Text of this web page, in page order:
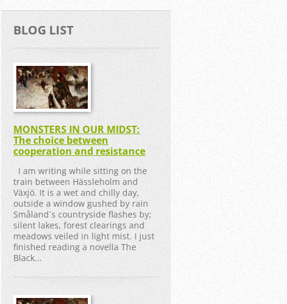
BLOG LIST
MONSTERS IN OUR MIDST:
The choice between
cooperation and resistance
I am writing while sitting on the
train between Hässleholm and
Växjö. It is a wet and chilly day,
outside a window gushed by rain
Småland´s countryside flashes by;
silent lakes, forest clearings and
meadows veiled in light mist. I just
finished reading a novella The
Black...